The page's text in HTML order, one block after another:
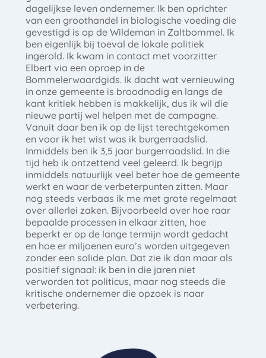
dagelijkse leven ondernemer. Ik ben oprichter
van een groothandel in biologische voeding die
gevestigd is op de Wildeman in Zaltbommel. Ik
ben eigenlijk bij toeval de lokale politiek
ingerold. Ik kwam in contact met voorzitter
Elbert via een oproep in de
Bommelerwaardgids. Ik dacht wat vernieuwing
in onze gemeente is broodnodig en langs de
kant kritiek hebben is makkelijk, dus ik wil die
nieuwe partij wel helpen met de campagne.
Vanuit daar ben ik op de lijst terechtgekomen
en voor ik het wist was ik burgerraadslid.
Inmiddels ben ik 3,5 jaar burgerraadslid. In die
tijd heb ik ontzettend veel geleerd. Ik begrijp
inmiddels natuurlijk veel beter hoe de gemeente
werkt en waar de verbeterpunten zitten. Maar
nog steeds verbaas ik me met grote regelmaat
over allerlei zaken. Bijvoorbeeld over hoe raar
bepaalde processen in elkaar zitten, hoe
beperkt er op de lange termijn wordt gedacht
en hoe er miljoenen euro’s worden uitgegeven
zonder een solide plan. Dat zie ik dan maar als
positief signaal: ik ben in die jaren niet
verworden tot politicus, maar nog steeds die
kritische ondernemer die opzoek is naar
verbetering.